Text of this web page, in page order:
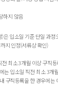
하지 않음
은 입소일 기준 단일 과
지 인정(서류상 확인)
최소 3개월 이상 구직
는 입소일 직전 최소 3개
구직등록을 한 경우에는